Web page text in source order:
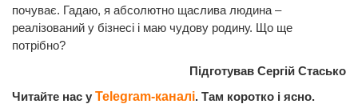
почуває. Гадаю, я абсолютно щаслива людина –
реалізований у бізнесі і маю чудову родину. Що ще
потрібно?
Підготував Сергій Стасько
Читайте нас у Telegram-каналі. Там коротко і ясно.